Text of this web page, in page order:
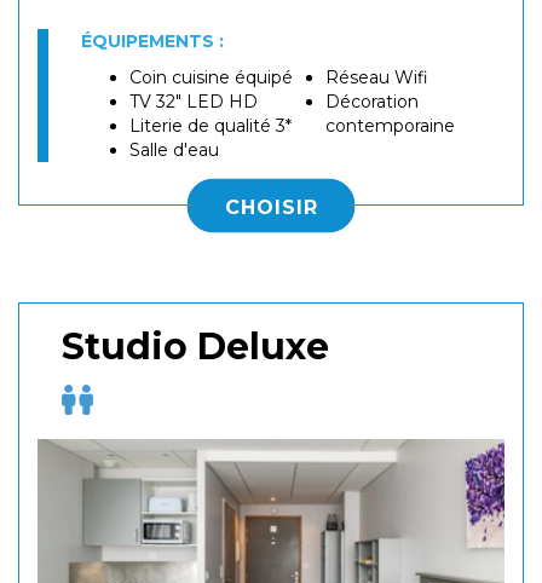
ÉQUIPEMENTS :
Coin cuisine équipé
TV 32" LED HD
Literie de qualité 3*
Salle d'eau
Réseau Wifi
Décoration
contemporaine
CHOISIR
Studio Deluxe